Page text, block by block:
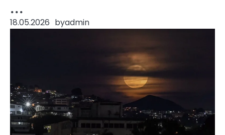
...
18.05.2026 byadmin